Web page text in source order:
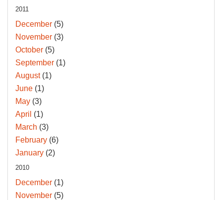
2011
December (5)
November (3)
October (5)
September (1)
August(1)
June (1)
May (3)
April (1)
March (3)
February (6)
January (2)
2010
December (1)
November (5)